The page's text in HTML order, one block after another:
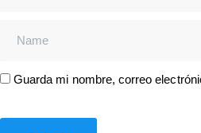
Guarda mi nombre, correo